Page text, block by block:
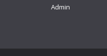
Admin